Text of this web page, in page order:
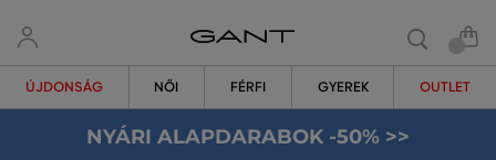
ÚJDONSÁG NŐI FÉRFI GYEREK OUTLET
NYÁRI ALAPDARABOK -50% >>